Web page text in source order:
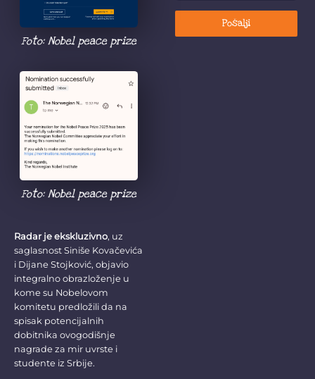
Foto: Nobel peace prize
Foto: Nobel peace prize
Radar je ekskluzivno, uz
saglasnost Siniše Kovačevića
i Dijane Stojković, objavio
integralno obrazloženje u
kome su Nobelovom
komitetu predložili da na
spisak potencijalnih
dobitnika ovogodišnje
nagrade za mir uvrste i
studente iz Srbije.
Pošalji